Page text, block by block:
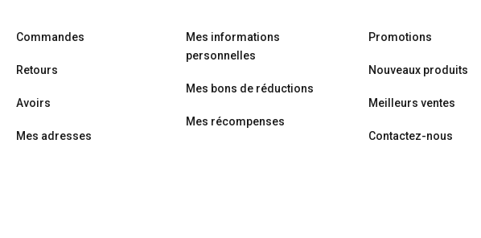
Commandes
Retours
Avoirs
Mes adresses
Mes informations
personnelles
Mes bons de réductions
Mes récompenses
Promotions
Nouveaux produits
Meilleurs ventes
Contactez-nous